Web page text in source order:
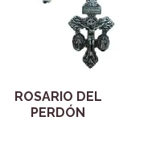
ROSARIO DEL
PERDÓN